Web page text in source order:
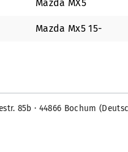
Mazda MX5
Mazda Mx5 15-
85b · 44866 Bochum